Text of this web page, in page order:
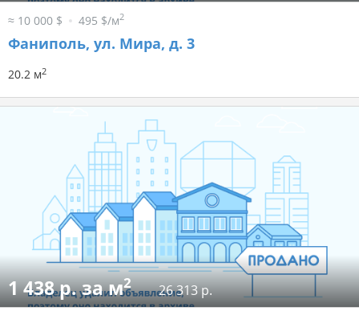
≈ 10 000 $ 495 $/м2
Фаниполь, ул. Мира, д. 3
20.2 м2
1 438 р. за м2 26 313 р.